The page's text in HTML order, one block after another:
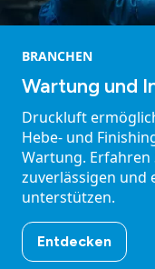
BRANCHEN
Wartung und
Druckluft
Hebe- und
Wartung. Erfahren
zuverlässigen und
unterstützen.
Entdecken